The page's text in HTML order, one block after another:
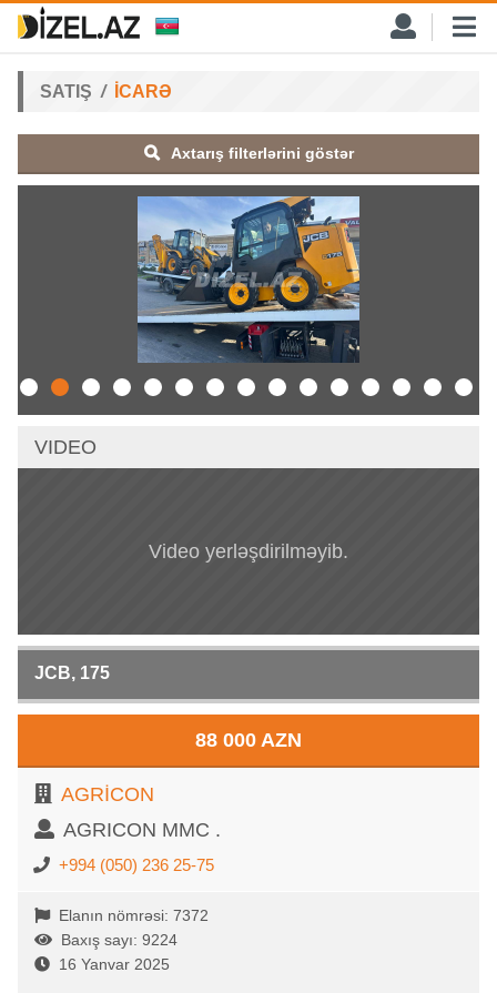
SATIŞ İCARƏ
Axtarış filterlərini göstər
VIDEO
Video yerləşdirilməyib.
JCB, 175
88 000 AZN
AGRİCON
AGRICON MMC .
+994 (050) 236 25-75
Elanın nömrəsi: 7372
Baxış sayı: 9224
16 Yanvar 2025